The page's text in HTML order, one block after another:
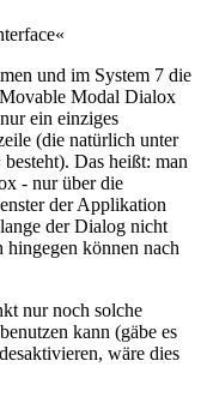
und im System 7 die
Modal Dialox
ein einziges
(die natürlich unter
Das heißt: man
- nur über die
der Applikation
der Dialog nicht
können nach
nur noch solche
kann (gäbe es
wäre dies